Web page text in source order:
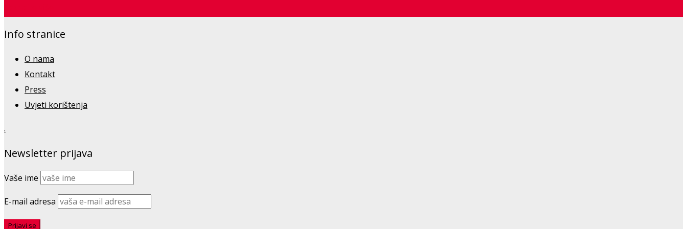
Info stranice
O nama
Kontakt
Press
Uvjeti korištenja
.
Newsletter prijava
Vaše ime
E-mail adresa